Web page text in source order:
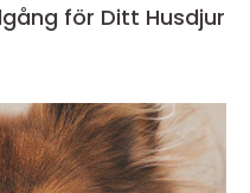
för Ditt Husdjur